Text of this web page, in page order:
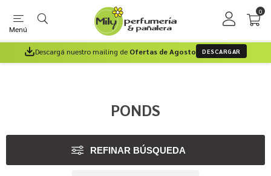
Menú
0
Descargá nuestro mailing de Ofertas de Agosto DESCARGAR
PONDS
REFINAR BÚSQUEDA